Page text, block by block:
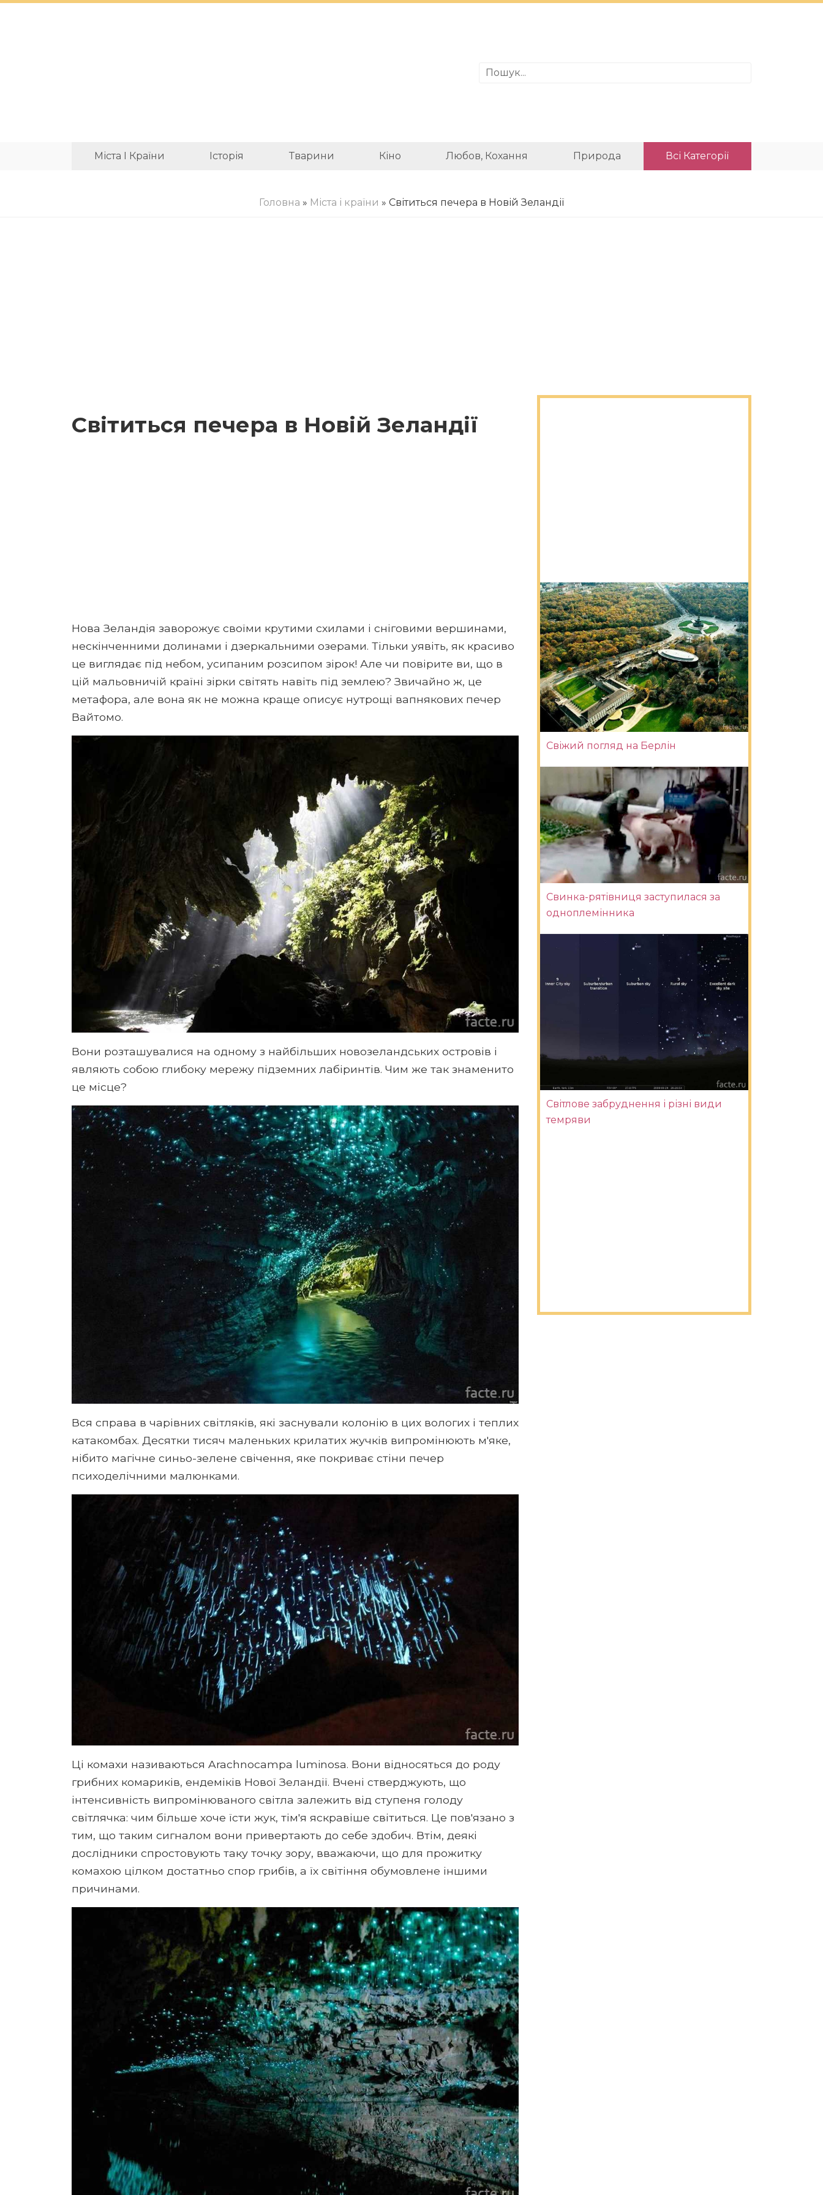
Міста І Країни Історія Тварини Кіно Любов, Кохання Природа Всі Категорії
Головна » Міста і країни » Світиться печера в Новій Зеландії
Світиться печера в Новій Зеландії
Нова Зеландія заворожує своїми крутими схилами і сніговими вершинами,
нескінченними долинами і дзеркальними озерами. Тільки уявіть, як красиво
це виглядає під небом, усипаним розсипом зірок! Але чи повірите ви, що в
цій мальовничій країні зірки світять навіть під землею? Звичайно ж, це
метафора, але вона як не можна краще описує нутрощі вапнякових печер
Вайтомо.
Вони розташувалися на одному з найбільших новозеландських островів і
являють собою глибоку мережу підземних лабіринтів. Чим же так знаменито
це місце?
Вся справа в чарівних світляків, які заснували колонію в цих вологих і теплих
катакомбах. Десятки тисяч маленьких крилатих жучків випромінюють м'яке,
нібито магічне синьо-зелене свічення, яке покриває стіни печер
психоделічними малюнками.
Ці комахи називаються Arachnocampa luminosa. Вони відносяться до роду
грибних комариків, ендеміків Нової Зеландії. Вчені стверджують, що
інтенсивність випромінюваного світла залежить від ступеня голоду
світлячка: чим більше хоче їсти жук, тім'я яскравіше світиться. Це пов'язано з
тим, що таким сигналом вони привертають до себе здобич. Втім, деякі
дослідники спростовують таку точку зору, вважаючи, що для прожитку
комахою цілком достатньо спор грибів, а їх світіння обумовлене іншими
причинами.
Свіжий погляд на Берлін
Свинка-рятівниця заступилася за
одноплемінника
Світлове забруднення і різні види
темряви